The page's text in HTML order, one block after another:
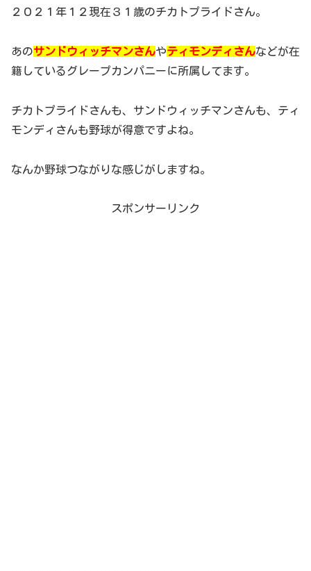
２０２１年１２現在３１歳のチカトプライドさん。
あのサンドウィッチマンさんやティモンディさんなどが在
籍しているグレープカンパニーに所属してます。
チカトプライドさんも、サンドウィッチマンさんも、ティ
モンディさんも野球が得意ですよね。
なんか野球つながりな感じがしますね。
スポンサーリンク